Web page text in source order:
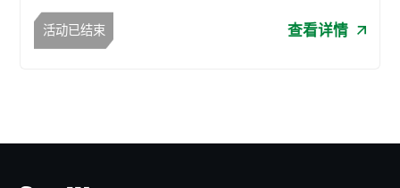
活动已结束 查看详情